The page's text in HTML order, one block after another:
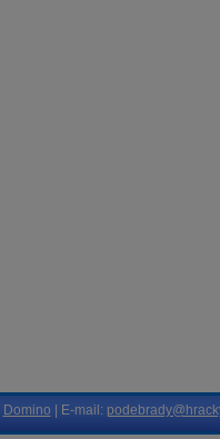
Domino | E-mail: